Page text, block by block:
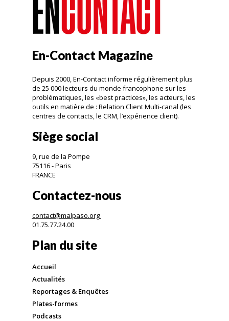
En-Contact Magazine
Depuis 2000, En-Contact informe régulièrement plus
de 25 000 lecteurs du monde francophone sur les
problématiques, les «best practices», les acteurs, les
outils en matière de : Relation Client Multi-canal (les
centres de contacts, le CRM, l’expérience client).
Siège social
9, rue de la Pompe
75116 - Paris
FRANCE
Contactez-nous
contact@malpaso.org
01.75.77.24.00
Plan du site
Accueil
Actualités
Reportages & Enquêtes
Plates-formes
Podcasts